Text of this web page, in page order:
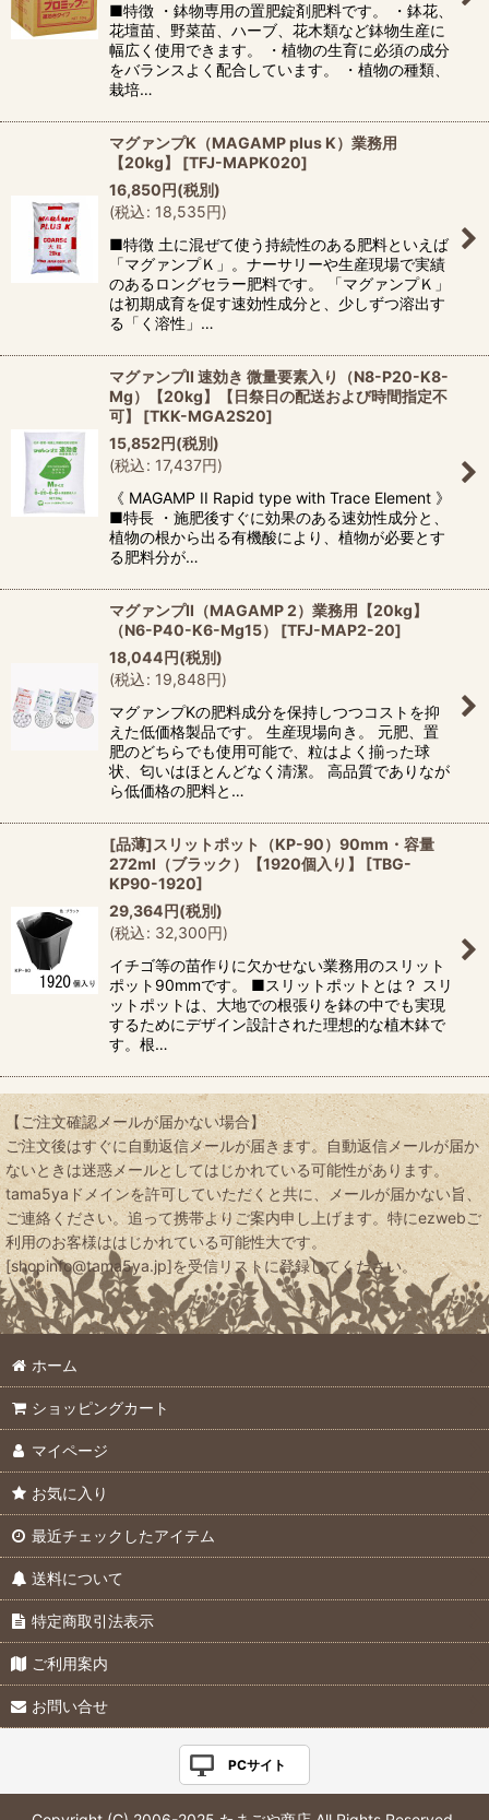
■特徴 ・鉢物専用の置肥錠剤肥料です。 ・鉢花、
花壇苗、野菜苗、ハーブ、花木類など鉢物生産に
幅広く使用できます。 ・植物の生育に必須の成分
をバランスよく配合しています。 ・植物の種類、
栽培…
マグァンプK（MAGAMP plus K）業務用
【20kg】
[TFJ-MAPK020]
16,850円(税別)
(税込: 18,535円)
■特徴 土に混ぜて使う持続性のある肥料といえば
「マグァンプＫ」。ナーサリーや生産現場で実績
のあるロングセラー肥料です。 「マグァンプＫ」
は初期成育を促す速効性成分と、少しずつ溶出す
る「く溶性」…
マグァンプII 速効き 微量要素入り（N8-P20-K8-
Mg）【20kg】【日祭日の配送および時間指定不
可】
[TKK-MGA2S20]
15,852円(税別)
(税込: 17,437円)
《 MAGAMP II Rapid type with Trace Element 》
■特長 ・施肥後すぐに効果のある速効性成分と、
植物の根から出る有機酸により、植物が必要とす
る肥料分が…
マグァンプII（MAGAMP 2）業務用【20kg】
（N6-P40-K6-Mg15）
[TFJ-MAP2-20]
18,044円(税別)
(税込: 19,848円)
マグァンプKの肥料成分を保持しつつコストを抑
えた低価格製品です。 生産現場向き。 元肥、置
肥のどちらでも使用可能で、粒はよく揃った球
状、匂いはほとんどなく清潔。 高品質でありなが
ら低価格の肥料と…
[品薄]スリットポット（KP-90）90mm・容量
272ml（ブラック）【1920個入り】
[TBG-
KP90-1920]
29,364円(税別)
(税込: 32,300円)
イチゴ等の苗作りに欠かせない業務用のスリット
ポット90mmです。 ■スリットポットとは？ スリ
ットポットは、大地での根張りを鉢の中でも実現
するためにデザイン設計された理想的な植木鉢で
す。根…
【ご注文確認メールが届かない場合】
ご注文後はすぐに自動返信メールが届きます。自動返信メールが届か
ないときは迷惑メールとしてはじかれている可能性があります。
tama5yaドメインを許可していただくと共に、メールが届かない旨、
ご連絡ください。追って携帯よりご案内申し上げます。特にezwebご
利用のお客様ははじかれている可能性大です。
[shopinfo@tama5ya.jp]を受信リストに登録してください。
ホーム
ショッピングカート
マイページ
お気に入り
最近チェックしたアイテム
送料について
特定商取引法表示
ご利用案内
お問い合せ
PCサイト